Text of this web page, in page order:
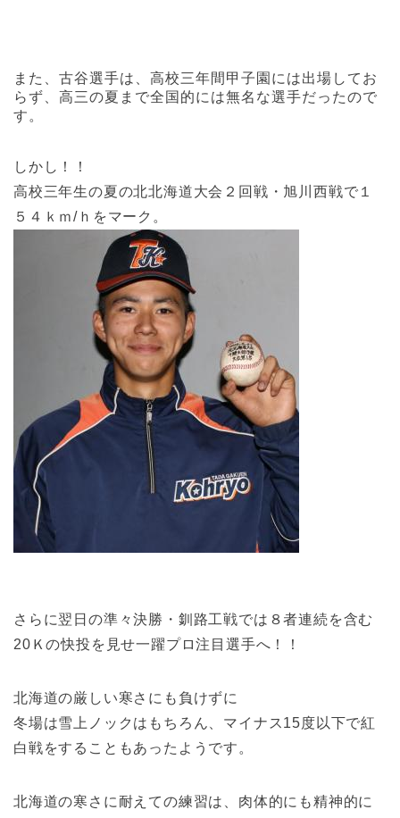
また、古谷選手は、高校三年間甲子園には出場してお
らず、高三の夏まで全国的には無名な選手だったので
す。
しかし！！
高校三年生の夏の北北海道大会２回戦・旭川西戦で１
５４ｋｍ/ｈをマーク。
さらに翌日の準々決勝・釧路工戦では８者連続を含む
20Ｋの快投を見せ一躍プロ注目選手へ！！
北海道の厳しい寒さにも負けずに
冬場は雪上ノックはもちろん、マイナス15度以下で紅
白戦をすることもあったようです。
北海道の寒さに耐えての練習は、肉体的にも精神的に